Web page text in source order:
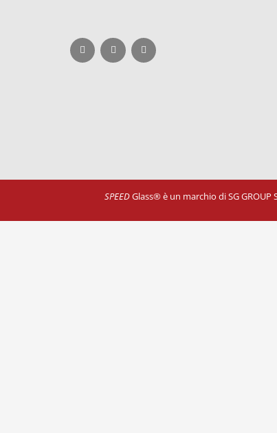
SPEEDGlass® è un marchio di SG GROUP